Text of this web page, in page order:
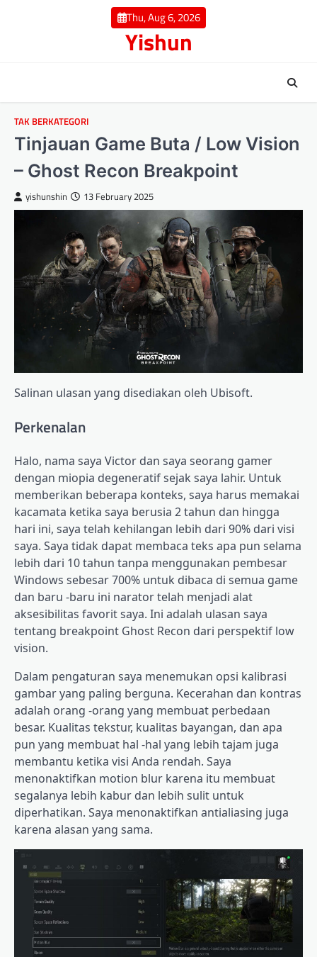
Thu, Aug 6, 2026
Yishun
TAK BERKATEGORI
Tinjauan Game Buta / Low Vision
– Ghost Recon Breakpoint
yishunshin 13 February 2025
Salinan ulasan yang disediakan oleh Ubisoft.
Perkenalan
Halo, nama saya Victor dan saya seorang gamer
dengan miopia degeneratif sejak saya lahir. Untuk
memberikan beberapa konteks, saya harus memakai
kacamata ketika saya berusia 2 tahun dan hingga
hari ini, saya telah kehilangan lebih dari 90% dari visi
saya. Saya tidak dapat membaca teks apa pun selama
lebih dari 10 tahun tanpa menggunakan pembesar
Windows sebesar 700% untuk dibaca di semua game
dan baru -baru ini narator telah menjadi alat
aksesibilitas favorit saya. Ini adalah ulasan saya
tentang breakpoint Ghost Recon dari perspektif low
vision.
Dalam pengaturan saya menemukan opsi kalibrasi
gambar yang paling berguna. Kecerahan dan kontras
adalah orang -orang yang membuat perbedaan
besar. Kualitas tekstur, kualitas bayangan, dan apa
pun yang membuat hal -hal yang lebih tajam juga
membantu ketika visi Anda rendah. Saya
menonaktifkan motion blur karena itu membuat
segalanya lebih kabur dan lebih sulit untuk
diperhatikan. Saya menonaktifkan antialiasing juga
karena alasan yang sama.